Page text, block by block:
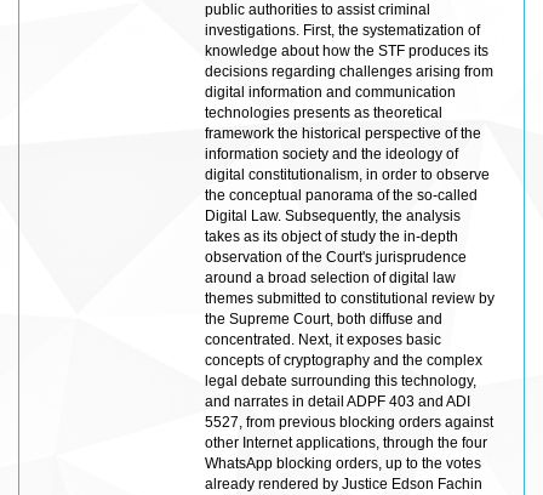
public authorities to assist criminal
investigations. First, the systematization of
knowledge about how the STF produces its
decisions regarding challenges arising from
digital information and communication
technologies presents as theoretical
framework the historical perspective of the
information society and the ideology of
digital constitutionalism, in order to observe
the conceptual panorama of the so-called
Digital Law. Subsequently, the analysis
takes as its object of study the in-depth
observation of the Court's jurisprudence
around a broad selection of digital law
themes submitted to constitutional review by
the Supreme Court, both diffuse and
concentrated. Next, it exposes basic
concepts of cryptography and the complex
legal debate surrounding this technology,
and narrates in detail ADPF 403 and ADI
5527, from previous blocking orders against
other Internet applications, through the four
WhatsApp blocking orders, up to the votes
already rendered by Justice Edson Fachin